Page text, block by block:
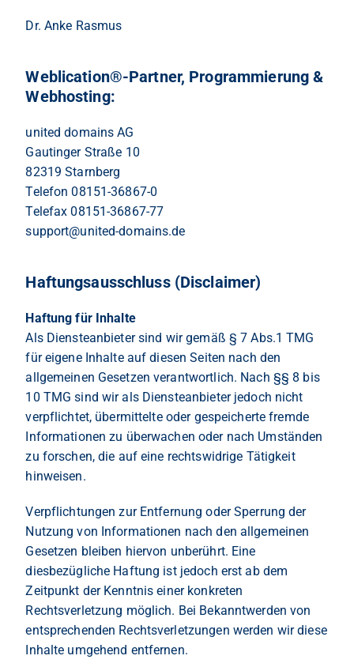
Dr. Anke Rasmus
Weblication®-Partner, Programmierung &
Webhosting:
united domains AG
Gautinger Straße 10
82319 Starnberg
Telefon 08151-36867-0
Telefax 08151-36867-77
support@united-domains.de
Haftungsausschluss (Disclaimer)
Haftung für Inhalte
Als Diensteanbieter sind wir gemäß § 7 Abs.1 TMG
für eigene Inhalte auf diesen Seiten nach den
allgemeinen Gesetzen verantwortlich. Nach §§ 8 bis
10 TMG sind wir als Diensteanbieter jedoch nicht
verpflichtet, übermittelte oder gespeicherte fremde
Informationen zu überwachen oder nach Umständen
zu forschen, die auf eine rechtswidrige Tätigkeit
hinweisen.
Verpflichtungen zur Entfernung oder Sperrung der
Nutzung von Informationen nach den allgemeinen
Gesetzen bleiben hiervon unberührt. Eine
diesbezügliche Haftung ist jedoch erst ab dem
Zeitpunkt der Kenntnis einer konkreten
Rechtsverletzung möglich. Bei Bekanntwerden von
entsprechenden Rechtsverletzungen werden wir diese
Inhalte umgehend entfernen.